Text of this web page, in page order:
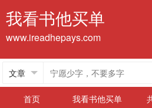
我看书他买单
www.ireadhepays.com
首页
我看书他买单